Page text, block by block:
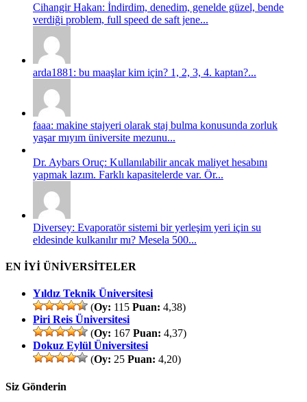
Cihangir Hakan: İndirdim, denedim, genelde güzel, bende
verdiği problem, full speed de saft jene...
arda1881: bu maaşlar kim için? 1, 2, 3, 4. kaptan?...
faaa: makine stajyeri olarak staj bulma konusunda zorluk
yaşar mıyım üniversite mezunu...
Dr. Aybars Oruç: Kullanılabilir ancak maliyet hesabını
yapmak lazım. Farklı kapasitelerde var. Ör...
Diversey: Evaporatör sistemi bir yerleşim yeri için su
eldesinde kulkanılır mı? Mesela 500...
EN İYİ ÜNİVERSİTELER
Yıldız Teknik Üniversitesi
(Oy: 115 Puan: 4,38)
Piri Reis Üniversitesi
(Oy: 167 Puan: 4,37)
Dokuz Eylül Üniversitesi
(Oy: 25 Puan: 4,20)
Siz Gönderin